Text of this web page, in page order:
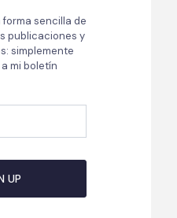
forma sencilla de
publicaciones y
simplemente
mi boletín